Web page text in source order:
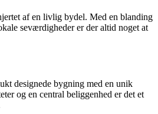
af en livlig bydel. Med en blanding
seværdigheder er der altid noget at
designede bygning med en unik
og en central beliggenhed er det et